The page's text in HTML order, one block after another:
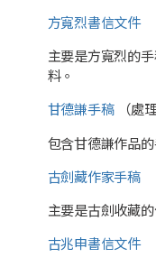
方寬烈書信文件
主要是方寬烈的
料。
甘德謙手稿（處理
包含甘德謙作品的
古劍藏作家手稿
主要是古劍收藏
古兆申書信文件